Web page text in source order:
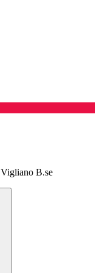
B.se